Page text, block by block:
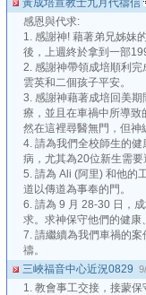
黃成培宣教士九月代禱信
感恩與代求:
1. 感謝神! 藉著弟兄姊妹
後，上週終於拿到一部
2. 感謝神帶領成培順利
雲英和二個孩子平安。
3. 感謝神藉著成培回美
療，並且在車禍中所導致
然在這裡尋醫無門，但神
4. 請為我們全校師生的
病，尤其為20位新生需
5. 請為 Ali (阿里) 和他的
道以傳道為事奉的門。
6. 請為 9 月 28-30 日，
求。求神保守他們的健康
7. 請繼續為我們車禍的
禱。
三峽福音中心近況0829
1. 教會事工交接，接蒙